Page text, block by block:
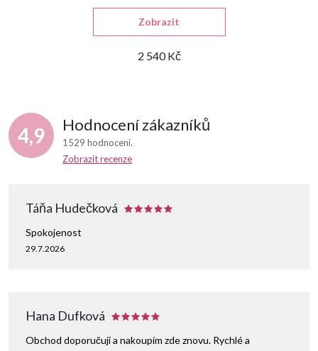
2 540 Kč
Zobrazit
4,9 Hodnocení zákazníků
1529 hodnocení
Zobrazit recenze
Táňa Hudečková
29.7.2026
Spokojenost
Hana Dufková
Obchod doporučuji a nakoupím zde znovu. Rychlé a